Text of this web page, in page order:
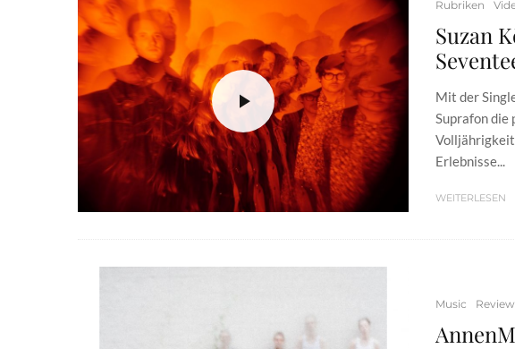
Rubriken
Suzan
Mit der
Suprafon die
Erlebnisse...
WEITERLESEN
Music